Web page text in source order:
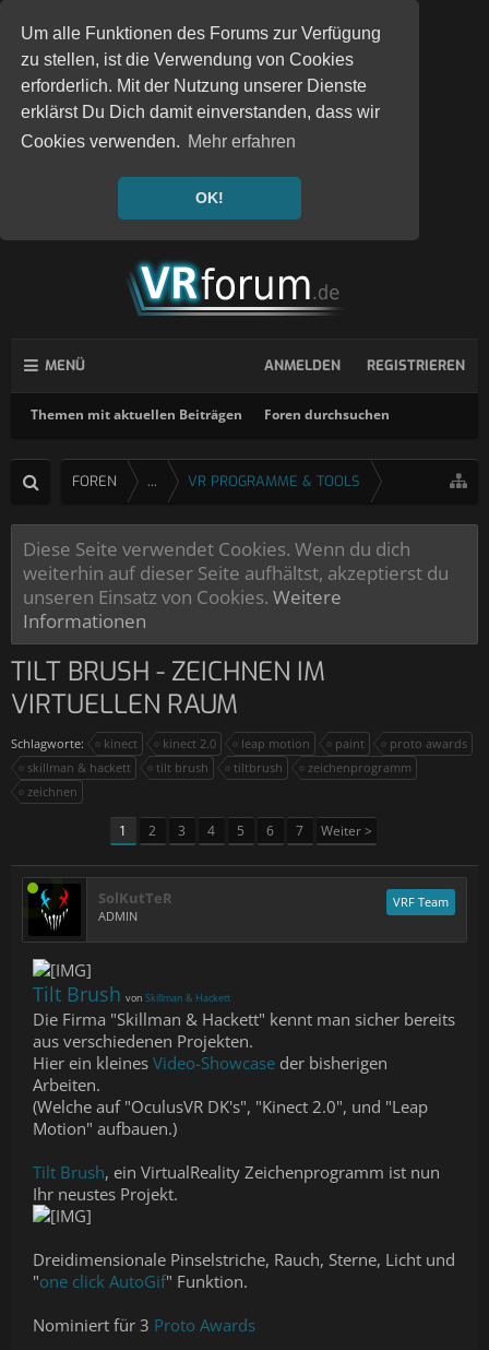
Um alle Funktionen des Forums zur Verfügung
zu stellen, ist die Verwendung von Cookies
erforderlich. Mit der Nutzung unserer Dienste
erklärst Du Dich damit einverstanden, dass wir
Cookies verwenden. Mehr erfahren
OK!
MENÜ
Themen mit aktuellen Beiträgen Foren durchsuchen
ANMELDEN REGISTRIEREN
FOREN ... VR PROGRAMME & TOOLS
Diese Seite verwendet Cookies. Wenn du dich
weiterhin auf dieser Seite aufhältst, akzeptierst du
unseren Einsatz von Cookies. Weitere
Informationen
TILT BRUSH - ZEICHNEN IM
VIRTUELLEN RAUM
Schlagworte: kinect kinect 2.0 leap motion paint
proto awards
skillman & hackett
tilt brush tiltbrush
zeichenprogramm
zeichnen
1 2 3 4 5 6 7 Weiter >
SolKutTeR
ADMIN
VRF Team
Tilt Brush von Skillman & Hackett
Die Firma "Skillman & Hackett" kennt man sicher bereits
aus verschiedenen Projekten.
Hier ein kleines Video-Showcase der bisherigen
Arbeiten.
(Welche auf "OculusVR DK's", "Kinect 2.0", und "Leap
Motion" aufbauen.)
Tilt Brush, ein VirtualReality Zeichenprogramm ist nun
Ihr neustes Projekt.
Dreidimensionale Pinselstriche, Rauch, Sterne, Licht und
"one click AutoGif" Funktion.
Nominiert für 3 Proto Awards